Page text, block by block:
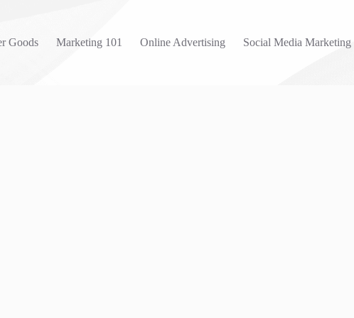
Goods Marketing 101 Online Advertising Social Media Marketing